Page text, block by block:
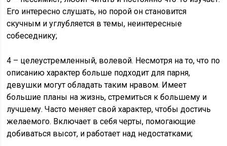
Его интересно слушать, но порой он становится
скучным и углубляется в темы, неинтересные
собеседнику;
4 – целеустремленный, волевой. Несмотря на то, что по
описанию характер больше подходит для парня,
девушки могут обладать таким нравом. Имеет
большие планы на жизнь, стремиться к большему и
лучшему. Часто меняет свой характер, чтобы достичь
желаемого. Включает в себя черты, помогающие
добиваться высот, и работает над недостатками;